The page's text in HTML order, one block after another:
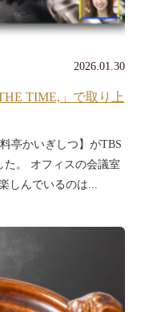
2026.01.30
TIME,」で取り上
亭かいぎしつ】がTBS
。 オフィスの会議室
しんでいるのは...